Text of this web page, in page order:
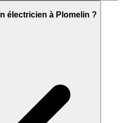
électricien à Plomelin ?